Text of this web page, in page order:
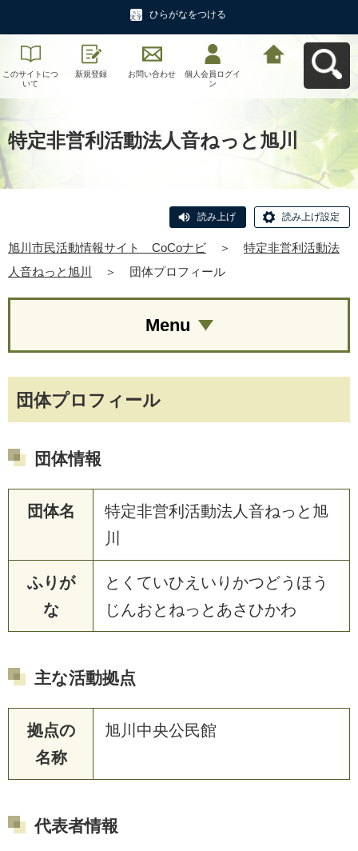
ひらがなをつける
このサイトにつ
いて
新規登録 お問い合わせ
個人会員ログイ
ン
特定非営利活動法人音ねっと旭川
読み上げ 読み上げ設定
旭川市民活動情報サイト CoCoナビ ＞
特定非営利活動法
人音ねっと旭川
＞ 団体プロフィール
団体プロフィール
団体情報
団体名
特定非営利活動法人音ねっと旭
川
ふりが
な
とくていひえいりかつどうほう
じんおとねっとあさひかわ
主な活動拠点
拠点の
名称
旭川中央公民館
代表者情報
Menu